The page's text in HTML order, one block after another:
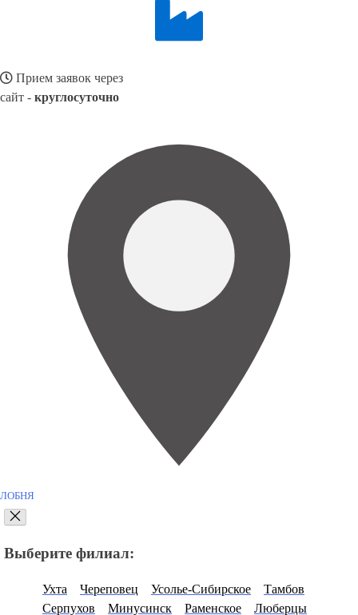
Прием заявок через
сайт - круглосуточно
ЛОБНЯ
Выберите филиал:
Ухта Череповец Усолье-Сибирское
Тамбов
Серпухов
Минусинск Раменское
Люберцы